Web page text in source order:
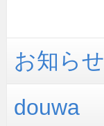
お知らせ
douwa